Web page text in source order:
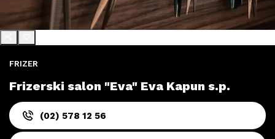
FRIZER
Frizerski salon "Eva" Eva Kapun s.p.
(02) 578 12 56